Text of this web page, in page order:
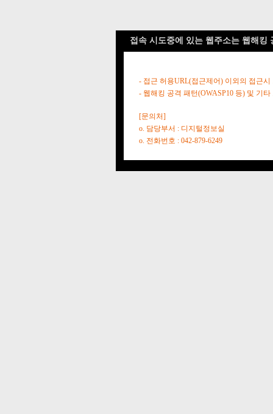
접속 시도중에 있는 웹주소는 웹해킹
- 접근 허용URL(접근제어) 이외의 접근시
- 웹해킹 공격 패턴(OWASP10 등) 및 기
[문의처]
o. 담당부서 : 디지털정보실
o. 전화번호 : 042-879-6249